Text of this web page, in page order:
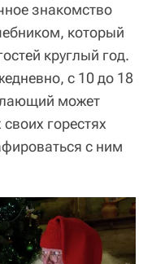
знакомство
который
круглый год.
с 10 до 18
может
горестях
с ним